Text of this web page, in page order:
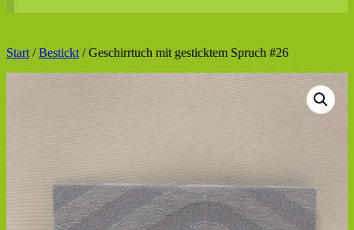
Start /Bestickt / Geschirrtuch mit gesticktem Spruch #26